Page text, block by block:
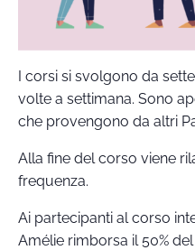
I corsi si svolgono da
volte a settimana. Sono
che provengono da altri
Alla fine del corso viene
frequenza.
Ai partecipanti al corso
Amélie rimborsa il 50%